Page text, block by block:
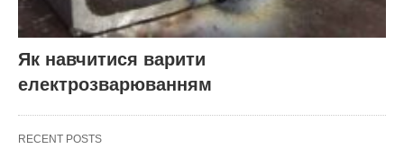
Як навчитися варити
електрозварюванням
RECENT POSTS